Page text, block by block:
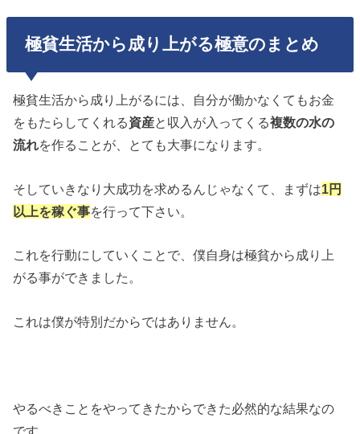
極貧生活から成り上がる極意のまとめ
極貧生活から成り上がるには、自分が働かなくてもお金
をもたらしてくれる資産と収入が入ってくる複数の水の
流れを作ることが、とても大事になります。
そしていきなり大成功を求めるんじゃなくて、まずは1円
以上を稼ぐ事を行って下さい。
これを行動にしていくことで、僕自身は極貧から成り上
がる事ができました。
これは僕が特別だからではありません。
やるべきことをやってきたからできた必然的な結果なの
です。